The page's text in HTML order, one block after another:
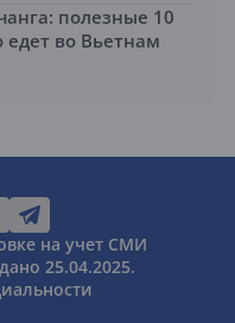
полезные 10
едет во Вьетнам
на учет СМИ
25.04.2025.